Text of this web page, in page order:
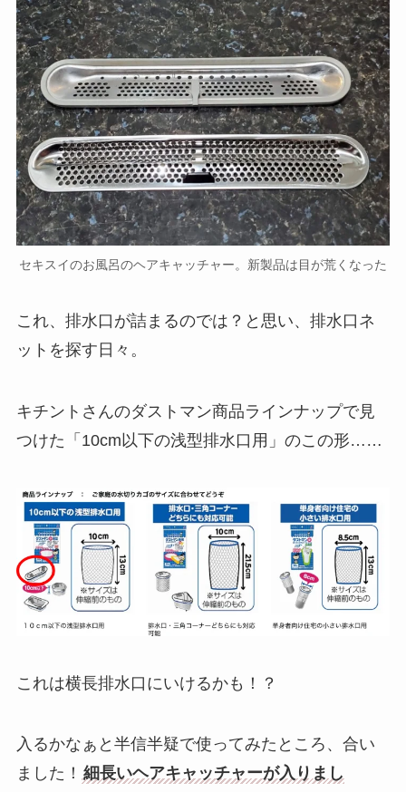
セキスイのお風呂のヘアキャッチャー。新製品は目が荒くなった
これ、排水口が詰まるのでは？と思い、排水口ネ
ットを探す日々。
キチントさんのダストマン商品ラインナップで見
つけた「10cm以下の浅型排水口用」のこの形……
これは横長排水口にいけるかも！？
入るかなぁと半信半疑で使ってみたところ、合い
ました！ 細長いヘアキャッチャーが入りまし